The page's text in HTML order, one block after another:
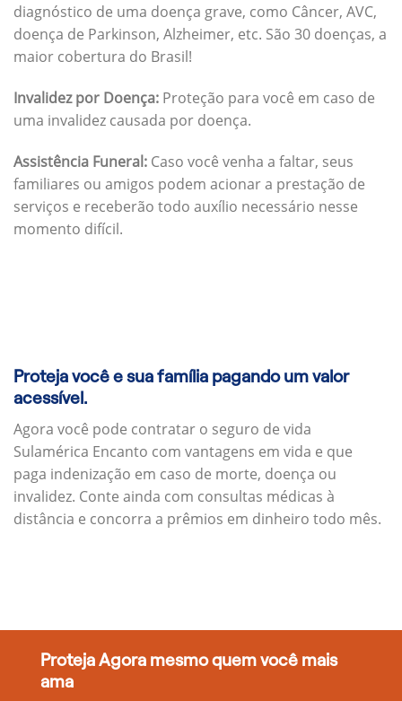
diagnóstico de uma doença grave, como Câncer, AVC,
doença de Parkinson, Alzheimer, etc. São 30 doenças, a
maior cobertura do Brasil!
Invalidez por Doença: Proteção para você em caso de
uma invalidez causada por doença.
Assistência Funeral: Caso você venha a faltar, seus
familiares ou amigos podem acionar a prestação de
serviços e receberão todo auxílio necessário nesse
momento difícil.
Proteja você e sua família pagando um valor
acessível.
Agora você pode contratar o seguro de vida
Sulamérica Encanto com vantagens em vida e que
paga indenização em caso de morte, doença ou
invalidez. Conte ainda com consultas médicas à
distância e concorra a prêmios em dinheiro todo mês.
Proteja Agora mesmo quem você mais
ama